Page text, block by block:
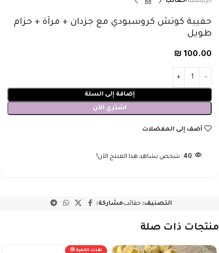
حفيبة كوتش كروسبودي مع جزدان + مرآة + حزام
طويل
₪ 100.00
إضافة إلى السلة
اشتري الآن
أضف إلى المفضلات
40 شخص يشاهد هذا المنتج الآن!
التصنيف: حقائبمشاركة:
منتجات ذات صلة
نفذت الكمية 😢